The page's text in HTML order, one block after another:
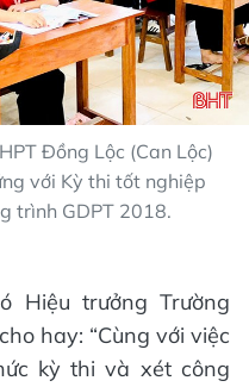
Đồng Lộc (Can Lộc)
với Kỳ thi tốt nghiệp
trình GDPT 2018.
Hiệu trưởng Trường
hay: “Cùng với việc
kỳ thi và xét công